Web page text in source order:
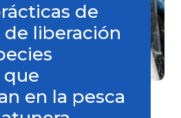
de
liberación
que
en la pesca